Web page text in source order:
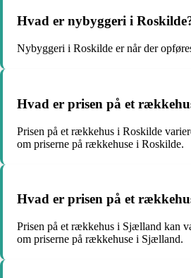
Hvad er nybyggeri i
Nybyggeri i Roskilde er når der
Hvad er prisen på et
Prisen på et rækkehus i Roskilde
om priserne på rækkehuse i Roskilde.
Hvad er prisen på et
Prisen på et rækkehus i Sjælland kan
om priserne på rækkehuse i Sjælland.